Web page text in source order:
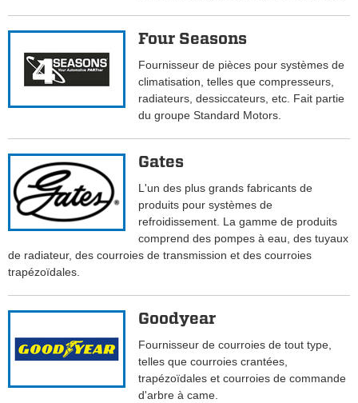
Four Seasons
Fournisseur de pièces pour systèmes de
climatisation, telles que compresseurs,
radiateurs, dessiccateurs, etc. Fait partie
du groupe Standard Motors.
Gates
L'un des plus grands fabricants de
produits pour systèmes de
refroidissement. La gamme de produits
comprend des pompes à eau, des tuyaux
de radiateur, des courroies de transmission et des courroies
trapézoïdales.
Goodyear
Fournisseur de courroies de tout type,
telles que courroies crantées,
trapézoïdales et courroies de commande
d'arbre à came.